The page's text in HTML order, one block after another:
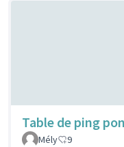
Table de ping
Mély
9